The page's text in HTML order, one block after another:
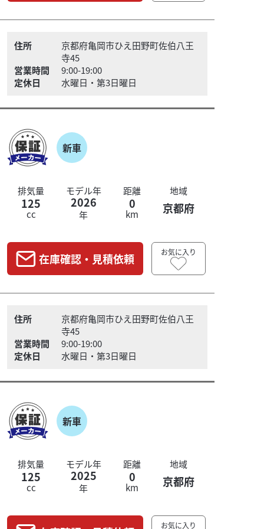
住所
京都府亀岡市ひえ田野町佐伯八王
寺45
営業時間
9:00-19:00
定休日
水曜日・第3日曜日
新車
排気量
125
cc
モデル年
2026
年
距離
0
km
地域
京都府
在庫確認・見積依頼 お気に入り
住所
京都府亀岡市ひえ田野町佐伯八王
寺45
営業時間
9:00-19:00
定休日
水曜日・第3日曜日
新車
排気量
125
cc
モデル年
2025
年
距離
0
km
地域
京都府
お気に入り